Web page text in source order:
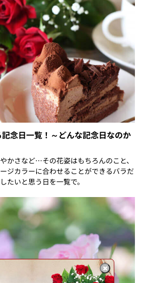
念日一覧！～どんな記念日なのか
かさなど…その花姿はもちろんのこと、
ジカラーに合わせることができるバラだ
たいと思う日を一覧で。